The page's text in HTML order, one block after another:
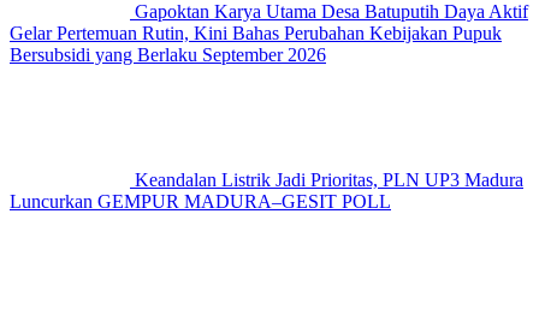
Gapoktan Karya Utama Desa Batuputih Daya Aktif
Gelar Pertemuan Rutin, Kini Bahas Perubahan Kebijakan Pupuk
Bersubsidi yang Berlaku September 2026
Keandalan Listrik Jadi Prioritas, PLN UP3 Madura
Luncurkan GEMPUR MADURA–GESIT POLL